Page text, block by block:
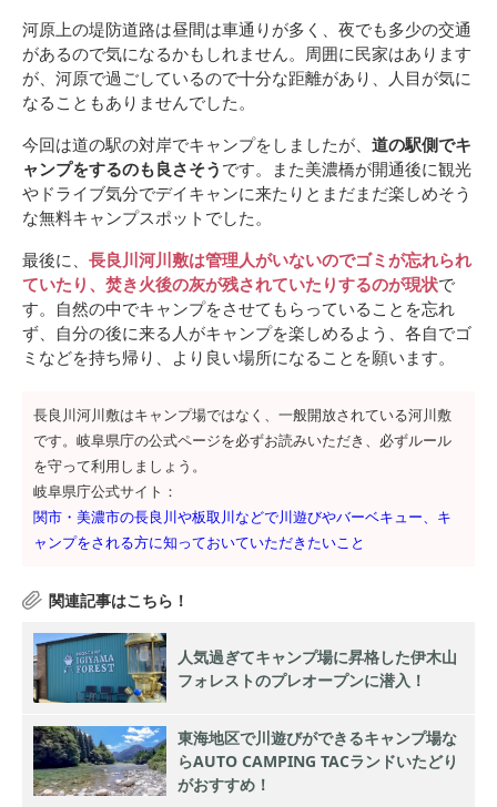
河原上の堤防道路は昼間は車通りが多く、夜でも多少の交通
があるので気になるかもしれません。周囲に民家はあります
が、河原で過ごしているので十分な距離があり、人目が気に
なることもありませんでした。
今回は道の駅の対岸でキャンプをしましたが、 道の駅側でキ
ャンプをするのも良さそう です。また美濃橋が開通後に観光
やドライブ気分でデイキャンに来たりとまだまだ楽しめそう
な無料キャンプスポットでした。
最後に、 長良川河川敷は管理人がいないのでゴミが忘れられ
ていたり、焚き火後の灰が残されていたりするのが現状で
す。自然の中でキャンプをさせてもらっていることを忘れ
ず、自分の後に来る人がキャンプを楽しめるよう、各自でゴ
ミなどを持ち帰り、より良い場所になることを願います。
長良川河川敷はキャンプ場ではなく、一般開放されている河川敷
です。岐阜県庁の公式ページを必ずお読みいただき、必ずルール
を守って利用しましょう。
岐阜県庁公式サイト：
関市・美濃市の長良川や板取川などで川遊びやバーベキュー、キ
ャンプをされる方に知っておいていただきたいこと
人気過ぎてキャンプ場に昇格した伊木山
フォレストのプレオープンに潜入！
東海地区で川遊びができるキャンプ場な
らAUTO CAMPING TACランドいたどり
がおすすめ！